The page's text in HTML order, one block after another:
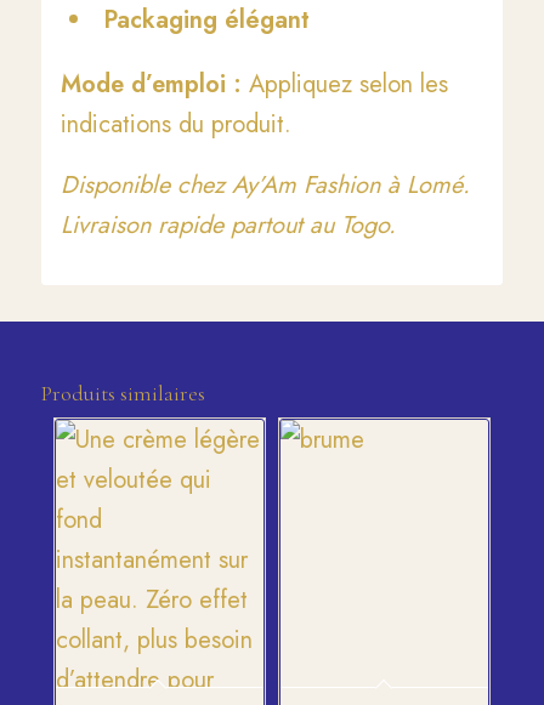
Packaging élégant
Mode d’emploi : Appliquez selon les
indications du produit.
Disponible chez Ay’Am Fashion à Lomé.
Livraison rapide partout au Togo.
Produits similaires